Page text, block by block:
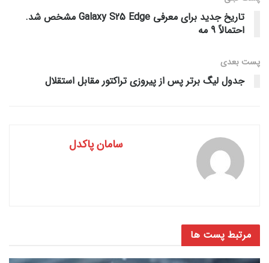
تاریخ جدید برای معرفی Galaxy S25 Edge مشخص شد.
احتمالاً 9 مه
پست‌ بعدی
جدول لیگ برتر پس از پیروزی تراکتور مقابل استقلال
سامان پاکدل
مرتبط پست ها